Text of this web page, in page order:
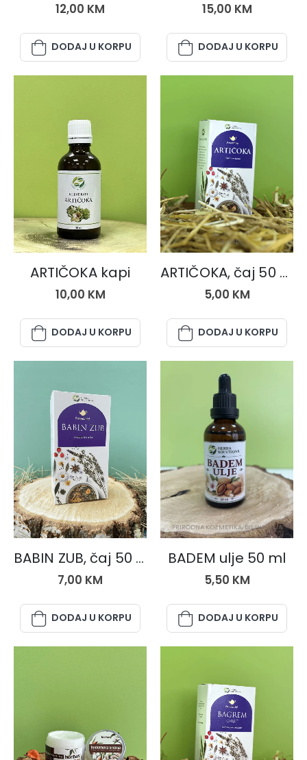
12,00 KM
DODAJ U KORPU
15,00 KM
DODAJ U KORPU
BILJNE KAPI
ARTIČOKA kapi
10,00 KM
DODAJ U KORPU
ČAJEVI
ARTIČOKA, čaj 50 gr.
5,00 KM
DODAJ U KORPU
ČAJEVI
BABIN ZUB, čaj 50 gr.
7,00 KM
DODAJ U KORPU
PRIRODNA KOZMETIKA, BILJNA ULJA
BADEM ulje 50 ml
5,50 KM
DODAJ U KORPU